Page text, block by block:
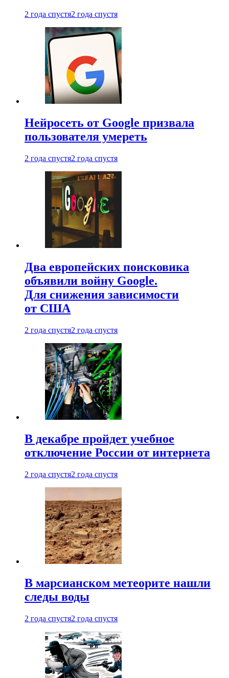
2 года спустя2 года спустя
Нейросеть от Google призвала
пользователя умереть
2 года спустя2 года спустя
Два европейских поисковика
объявили войну Google.
Для снижения зависимости
от США
2 года спустя2 года спустя
В декабре пройдет учебное
отключение России от интернета
2 года спустя2 года спустя
В марсианском метеорите нашли
следы воды
2 года спустя2 года спустя